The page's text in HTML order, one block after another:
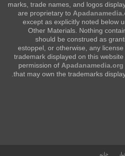
marks, trade names, and logos
are proprietary to
except as explicitly noted below
Other Materials. Nothing
should be construed as
estoppel, or otherwise, any
trademark displayed on this
permission of Apadanamedia.org
that may own the trademarks
خانه